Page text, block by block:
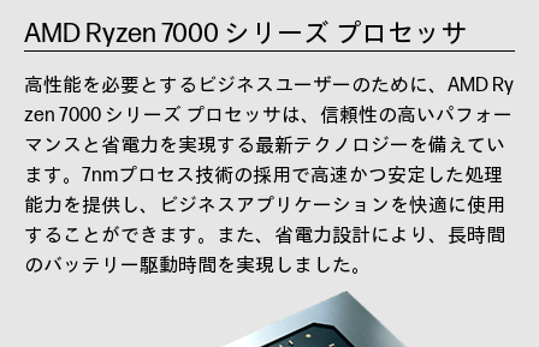
AMD Ryzen 7000 シリーズ プロセッサ
高性能を必要とするビジネスユーザーのために、AMD Ry
zen 7000 シリーズ プロセッサは、信頼性の高いパフォー
マンスと省電力を実現する最新テクノロジーを備えてい
ます。7nmプロセス技術の採用で高速かつ安定した処理
能力を提供し、ビジネスアプリケーションを快適に使用
することができます。また、省電力設計により、長時間
のバッテリー駆動時間を実現しました。